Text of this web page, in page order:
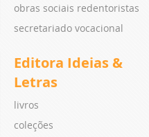
obras sociais redentoristas
secretariado vocacional
Editora Ideias &
Letras
livros
coleções